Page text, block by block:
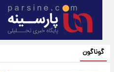
گوناگون